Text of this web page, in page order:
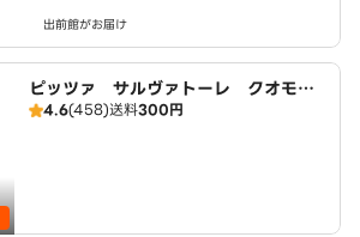
出前館がお届け
ピッツァ サルヴァトーレ クオモ
代官山店
4.6(458)送料300円